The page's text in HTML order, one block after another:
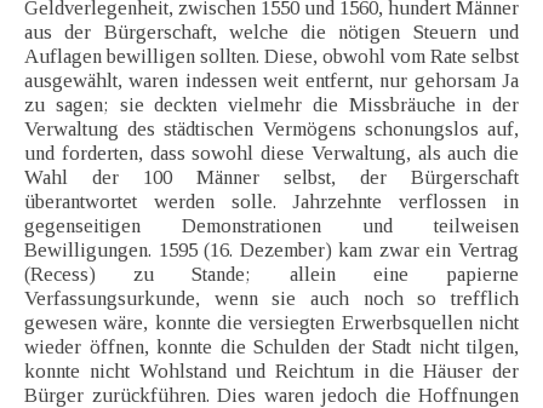
Geldverlegenheit, zwischen 1550 und 1560, hundert Männer
aus der Bürgerschaft, welche die nötigen Steuern und
Auflagen bewilligen sollten. Diese, obwohl vom Rate selbst
ausgewählt, waren indessen weit entfernt, nur gehorsam Ja
zu sagen; sie deckten vielmehr die Missbräuche in der
Verwaltung des städtischen Vermögens schonungslos auf,
und forderten, dass sowohl diese Verwaltung, als auch die
Wahl der 100 Männer selbst, der Bürgerschaft
überantwortet werden solle. Jahrzehnte verflossen in
gegenseitigen Demonstrationen und teilweisen
Bewilligungen. 1595 (16. Dezember) kam zwar ein Vertrag
(Recess) zu Stande; allein eine papierne
Verfassungsurkunde, wenn sie auch noch so trefflich
gewesen wäre, konnte die versiegten Erwerbsquellen nicht
wieder öffnen, konnte die Schulden der Stadt nicht tilgen,
konnte nicht Wohlstand und Reichtum in die Häuser der
Bürger zurückführen. Dies waren jedoch die Hoffnungen